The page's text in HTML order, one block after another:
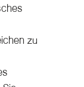
zu